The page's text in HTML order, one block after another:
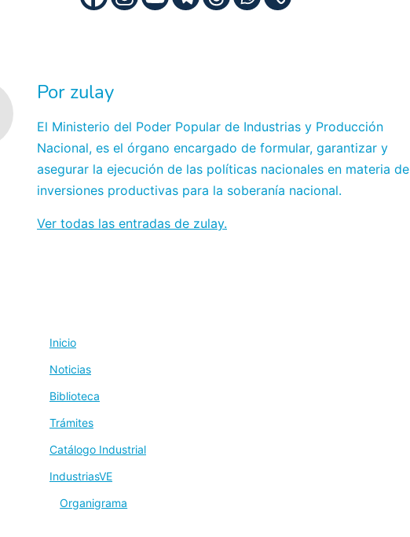
Por zulay
El Ministerio del Poder Popular de Industrias y Producción
Nacional, es el órgano encargado de formular, garantizar y
asegurar la ejecución de las políticas nacionales en materia de
inversiones productivas para la soberanía nacional.
Ver todas las entradas de zulay.
Inicio
Noticias
Biblioteca
Trámites
Catálogo Industrial
IndustriasVE
Organigrama